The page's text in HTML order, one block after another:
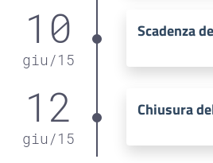
10
giu /15
Scadenza
12
giu /15
Chiusura